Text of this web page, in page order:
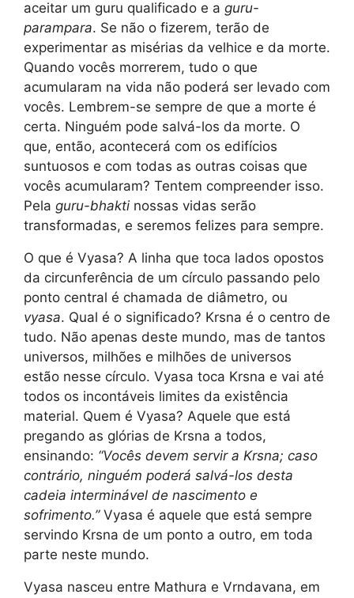
aceitar um guru qualificado e a guru-
parampara. Se não o fizerem, terão de
experimentar as misérias da velhice e da morte.
Quando vocês morrerem, tudo o que
acumularam na vida não poderá ser levado com
vocês. Lembrem-se sempre de que a morte é
certa. Ninguém pode salvá-los da morte. O
que, então, acontecerá com os edifícios
suntuosos e com todas as outras coisas que
vocês acumularam? Tentem compreender isso.
Pela guru-bhakti nossas vidas serão
transformadas, e seremos felizes para sempre.
O que é Vyasa? A linha que toca lados opostos
da circunferência de um círculo passando pelo
ponto central é chamada de diâmetro, ou
vyasa. Qual é o significado? Krsna é o centro de
tudo. Não apenas deste mundo, mas de tantos
universos, milhões e milhões de universos
estão nesse círculo. Vyasa toca Krsna e vai até
todos os incontáveis limites da existência
material. Quem é Vyasa? Aquele que está
pregando as glórias de Krsna a todos,
ensinando: “Vocês devem servir a Krsna; caso
contrário, ninguém poderá salvá-los desta
cadeia interminável de nascimento e
sofrimento.”Vyasa é aquele que está sempre
servindo Krsna de um ponto a outro, em toda
parte neste mundo.
Vyasa nasceu entre Mathura e Vrndavana, em